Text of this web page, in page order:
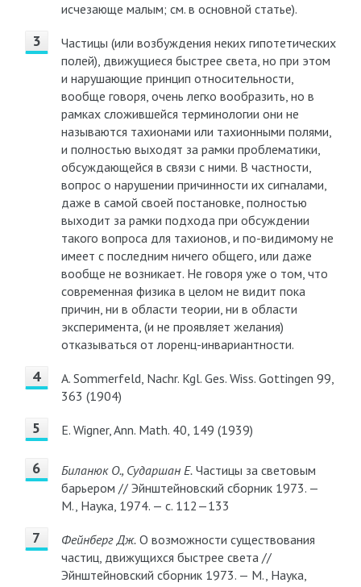
исчезающе малым; см. в основной статье).
Частицы (или возбуждения неких гипотетических
полей), движущиеся быстрее света, но при этом
и нарушающие принцип относительности,
вообще говоря, очень легко вообразить, но в
рамках сложившейся терминологии они не
называются тахионами или тахионными полями,
и полностью выходят за рамки проблематики,
обсуждающейся в связи с ними. В частности,
вопрос о нарушении причинности их сигналами,
даже в самой своей постановке, полностью
выходит за рамки подхода при обсуждении
такого вопроса для тахионов, и по-видимому не
имеет с последним ничего общего, или даже
вообще не возникает. Не говоря уже о том, что
современная физика в целом не видит пока
причин, ни в области теории, ни в области
эксперимента, (и не проявляет желания)
отказываться от лоренц-инвариантности.
A. Sommerfeld, Nachr. Kgl. Ges. Wiss. Gottingen 99,
363 (1904)
E. Wigner, Ann. Math. 40, 149 (1939)
Биланюк О., Сударшан Е.Частицы за световым
барьером // Эйнштейновский сборник 1973. —
М., Наука, 1974. — с. 112—133
Фейнберг Дж.О возможности существования
частиц, движущихся быстрее света //
Эйнштейновский сборник 1973. — М., Наука,